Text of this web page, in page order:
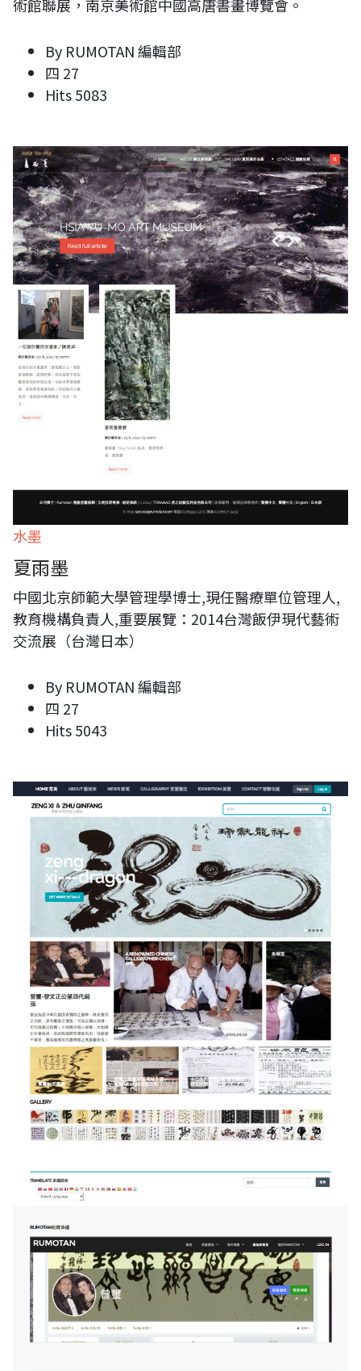
術館聯展，南京美術館中國高唐書畫博覽會。
By RUMOTAN 編輯部
四 27
Hits5083
水墨
夏雨墨
中國北京師範大學管理學博士,現任醫療單位管理人,
教育機構負責人,重要展覽：2014台灣飯伊現代藝術
交流展（台灣日本）
By RUMOTAN 編輯部
四 27
Hits5043